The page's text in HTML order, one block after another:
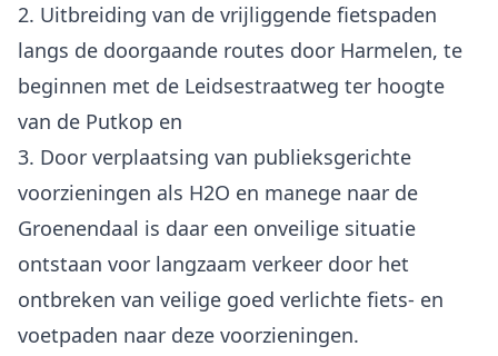
2. Uitbreiding van de vrijliggende fietspaden
langs de doorgaande routes door Harmelen, te
beginnen met de Leidsestraatweg ter hoogte
van de Putkop en
3. Door verplaatsing van publieksgerichte
voorzieningen als H2O en manege naar de
Groenendaal is daar een onveilige situatie
ontstaan voor langzaam verkeer door het
ontbreken van veilige goed verlichte fiets- en
voetpaden naar deze voorzieningen.